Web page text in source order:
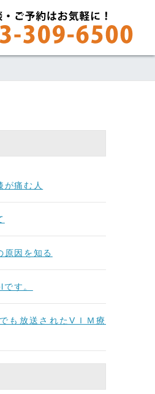
が痛む人
原因を知る
す。
も放送されたVＩＭ療